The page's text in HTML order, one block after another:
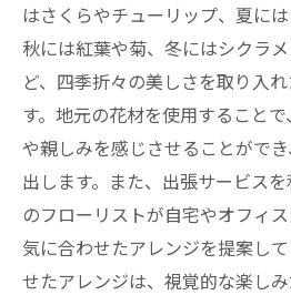
イベントテーマに適し
ント選び
プロの花屋によるアレ
華やかに
花屋の技術で演出する
イベントの目的に合わ
メント提案
出張サービスでプロの
はさくらやチューリップ、夏には
秋には紅葉や菊、冬にはシクラ
ど、四季折々の美しさを取り入
す。地元の花材を使用すること
や親しみを感じさせることがで
出します。また、出張サービス
のフローリストが自宅やオフィ
気に合わせたアレンジを提案し
せたアレンジは、視覚的な楽し